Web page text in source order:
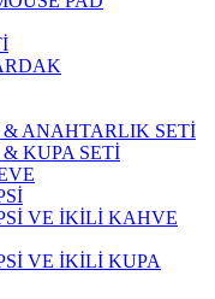
ANAHTARLIK SETİ
KUPA SETİ
VE İKİLİ KAHVE
VE İKİLİ KUPA